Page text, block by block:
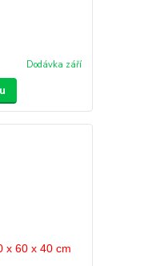
Dodávka září